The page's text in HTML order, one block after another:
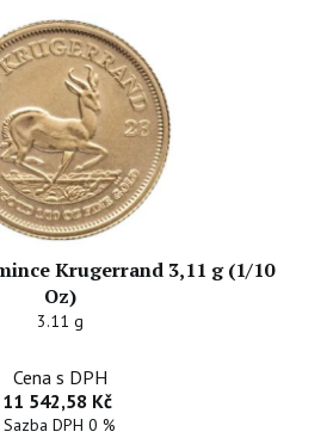
Krugerrand 3,11 g (1/10
Oz)
3.11 g
Cena s DPH
11 542,58 Kč
Sazba DPH 0 %